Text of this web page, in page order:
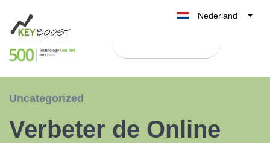
Nederland
België
España
Uncategorized
Verbeter de Online